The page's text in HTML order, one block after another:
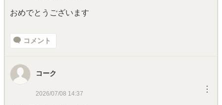
おめでとうございます
コメント
コーク
2026/07/08 14:37 ︙